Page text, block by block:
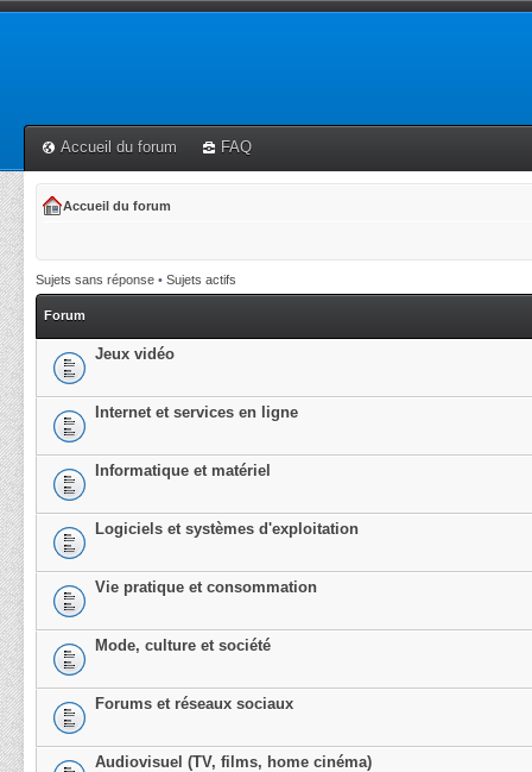
Accueil du forum FAQ
Accueil du forum
Sujets sans réponse • Sujets actifs
Forum
Jeux vidéo
Internet et services en ligne
Informatique et matériel
Logiciels et systèmes d'exploitation
Vie pratique et consommation
Mode, culture et société
Forums et réseaux sociaux
Audiovisuel (TV, films, home cinéma)